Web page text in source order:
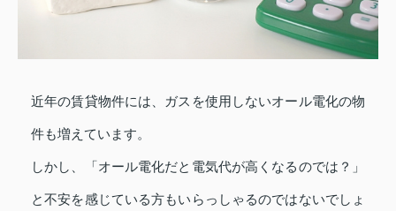
近年の賃貸物件には、ガスを使用しないオール電化の物
件も増えています。
しかし、「オール電化だと電気代が高くなるのでは？」
と不安を感じている方もいらっしゃるのではないでしょ